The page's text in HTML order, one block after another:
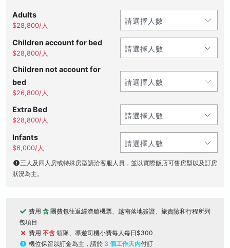
Adults
$28,800/人
Children account for bed
$28,800/人
Children not account for
bed
$26,800/人
Extra Bed
$28,800/人
Infants
$6,000/人
三人及四人房或特殊房型請洽客服人員，並以實際飯店可售房型以及訂房
狀況為主。
費用 含 團費包往返經濟艙機票、越南落地簽證、旅責險和行程所列
包項目
費用 不含 領隊、導遊司機小費每人每日$300
機位保留以訂金為主，請於 3 個工作天內付訂